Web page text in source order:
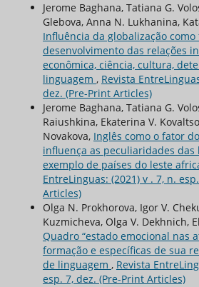
Jerome Baghana, Tatiana G.
Glebova, Anna N. Lukhanina,
Influência da globalização
desenvolvimento das relações
econômica, ciência, cultura,
linguagem , Revista
dez. (Pre-Print Articles)
Jerome Baghana, Tatiana G.
Raiushkina, Ekaterina V.
Novakova, Inglês como o fator
influença as peculiaridades das
exemplo de países do leste
EntreLinguas: (2021) v . 7, n.
Articles)
Olga N. Prokhorova, Igor V.
Kuzmicheva, Olga V. Dekhnich,
Quadro “estado emocional nas
formação e específicas de sua
de linguagem , Revista
esp. 7, dez. (Pre-Print Articles)